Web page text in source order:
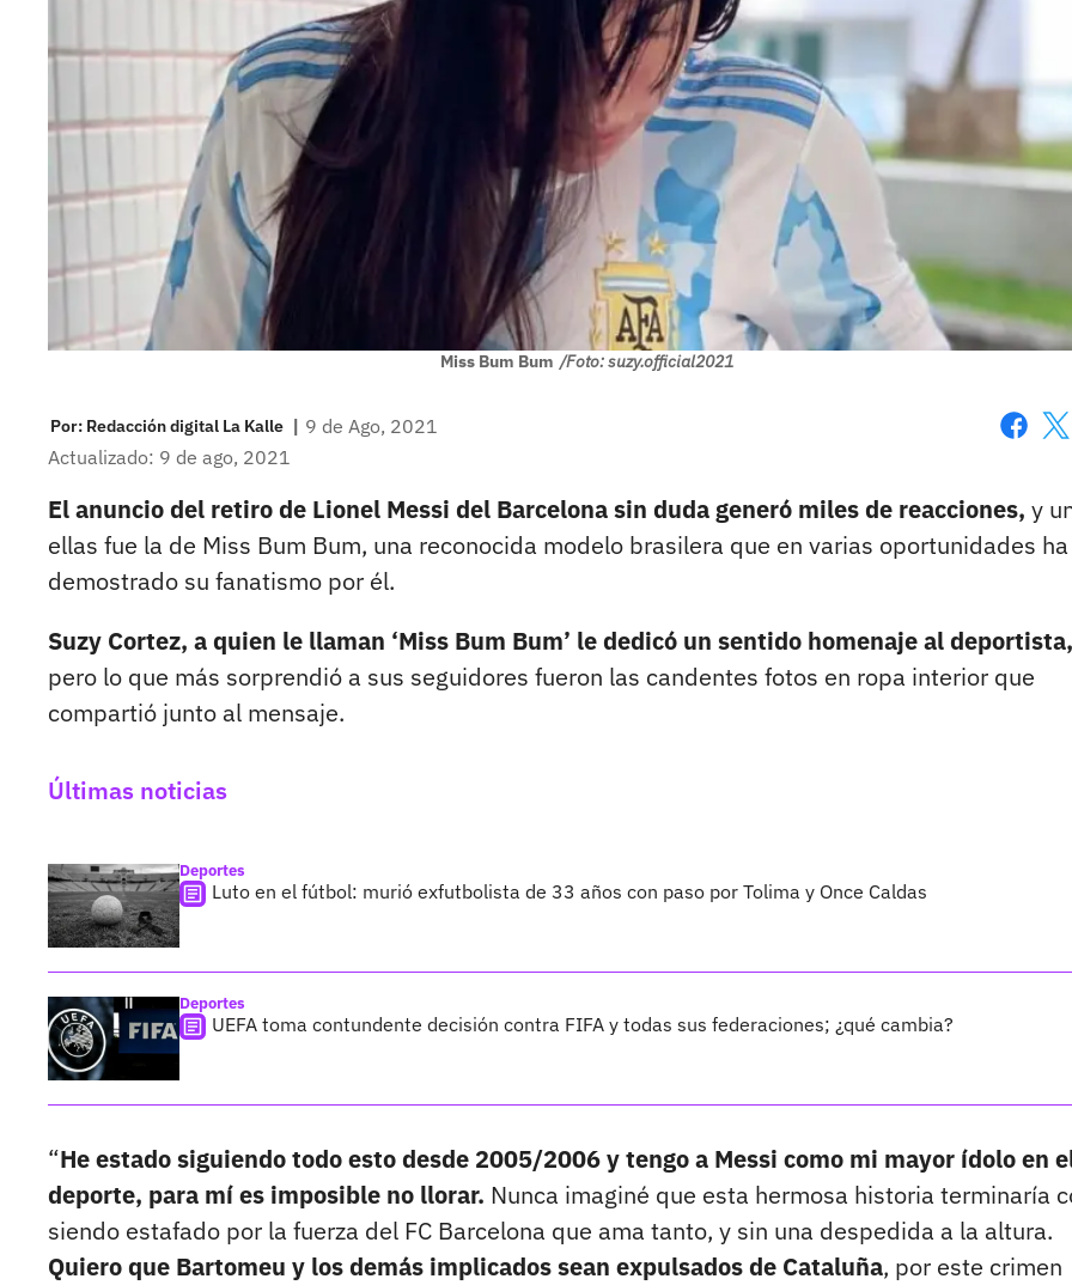
Miss Bum Bum /Foto: suzy.official2021
Por: Redacción digital La Kalle | 9 de Ago, 2021
Actualizado: 9 de ago, 2021
El anuncio del retiro de Lionel Messi del Barcelona sin duda generó miles de reacciones, y
ellas fue la de Miss Bum Bum, una reconocida modelo brasilera que en varias oportunidades ha
demostrado su fanatismo por él.
Suzy Cortez, a quien le llaman ‘Miss Bum Bum’ le dedicó un sentido homenaje al deportista,
pero lo que más sorprendió a sus seguidores fueron las candentes fotos en ropa interior que
compartió junto al mensaje.
Últimas noticias
Deportes
Luto en el fútbol: murió exfutbolista de 33 años con paso por Tolima y Once Caldas
Deportes
UEFA toma contundente decisión contra FIFA y todas sus federaciones; ¿qué cambia?
“He estado siguiendo todo esto desde 2005/2006 y tengo a Messi como mi mayor ídolo en
deporte, para mí es imposible no llorar. Nunca imaginé que esta hermosa historia terminaría
siendo estafado por la fuerza del FC Barcelona que ama tanto, y sin una despedida a la altura.
Quiero que Bartomeu y los demás implicados sean expulsados de Cataluña, por este crimen